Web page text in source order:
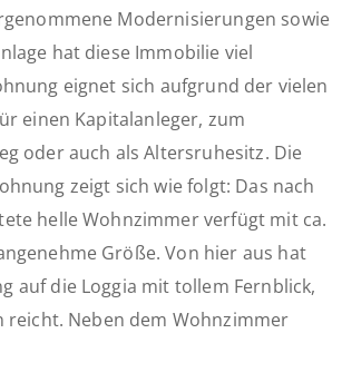
Modernisierungen sowie
hat diese Immobilie viel
eignet sich aufgrund der vielen
einen Kapitalanleger, zum
oder auch als Altersruhesitz. Die
zeigt sich wie folgt: Das nach
helle Wohnzimmer verfügt mit ca.
Größe. Von hier aus hat
auf die Loggia mit tollem Fernblick,
reicht. Neben dem Wohnzimmer